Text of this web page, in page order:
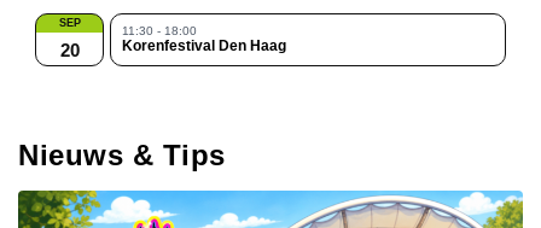
SEP
20
11:30 - 18:00
Korenfestival Den Haag
Nieuws & Tips